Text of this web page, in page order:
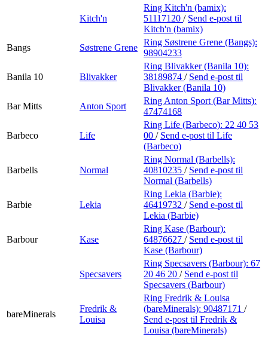
Kitch'n
Ring Kitch'n (bamix):
51117120 / Send e-post til
Kitch'n (bamix)
Bangs
Søstrene Grene
Ring Søstrene Grene (Bangs):
98904233
Banila 10 Blivakker
Ring Blivakker (Banila 10):
38189874 / Send e-post til
Blivakker (Banila 10)
Bar Mitts
Anton Sport
Ring Anton Sport (Bar Mitts):
47474168
Barbeco Life
Ring Life (Barbeco): 22 40 53
00 / Send e-post til Life
(Barbeco)
Barbells Normal
Ring Normal (Barbells):
40810235 / Send e-post til
Normal (Barbells)
Barbie Lekia
Ring Lekia (Barbie):
46419732 / Send e-post til
Lekia (Barbie)
Barbour Kase
Ring Kase (Barbour):
64876627 / Send e-post til
Kase (Barbour)
Specsavers
Ring Specsavers (Barbour): 67
20 46 20 / Send e-post til
Specsavers (Barbour)
bareMinerals
Fredrik &
Louisa
Ring Fredrik & Louisa
(bareMinerals): 90487171 /
Send e-post til Fredrik &
Louisa (bareMinerals)